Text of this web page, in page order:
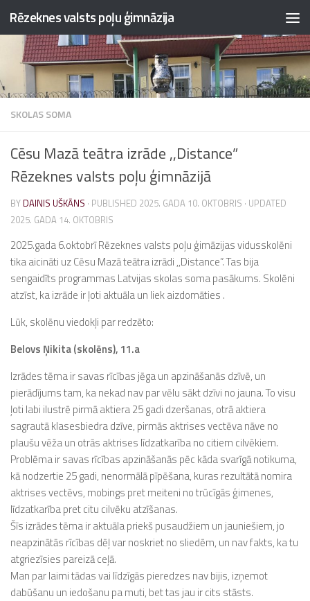
Skip to content
Rēzeknes valsts poļu ģimnāzija
SKOLAS SOMA
Cēsu Mazā teātra izrāde ,,Distance”
Rēzeknes valsts poļu ģimnāzijā
BY DAINIS UŠKĀNS · PUBLISHED 2025. GADA 10. OKTOBRIS · UPDATED
2025. GADA 14. OKTOBRIS
2025.gada 6.oktobrī Rēzeknes valsts poļu ģimāzijas vidusskolēni
tika aicināti uz Cēsu Mazā teātra izrādi ,,Distance”. Tas bija
sengaidīts programmas Latvijas skolas soma pasākums. Skolēni
atzīst, ka izrāde ir ļoti aktuāla un liek aizdomāties .
Lūk, skolēnu viedokļi par redzēto:
Belovs Ņikita (skolēns), 11.a
Izrādes tēma ir savas rīcības jēga un apzināšanās dzīvē, un
pierādījums tam, ka nekad nav par vēlu sākt dzīvi no jauna. To visu
ļoti labi ilustrē pirmā aktiera 25 gadi dzeršanas, otrā aktiera
sagrautā klasesbiedra dzīve, pirmās aktrises vectēva nāve no
plaušu vēža un otrās aktrises līdzatkarība no citiem cilvēkiem.
Problēma ir savas rīcības apzināšanās pēc kāda svarīgā notikuma,
kā nodzertie 25 gadi, nenormālā pīpēšana, kuras rezultātā nomira
aktrises vectēvs, mobings pret meiteni no trūcīgās ģimenes,
līdzatkarība pret citu cilvēku atzīšanas.
Šīs izrādes tēma ir aktuāla priekš pusaudžiem un jauniešiem, jo
neapzinātās rīcības dēļ var noskriet no sliedēm, un nav fakts, ka tu
atgriezīsies pareizā ceļā.
Man par laimi tādas vai līdzīgās pieredzes nav bijis, izņemot
dabūšanu un iedošanu pa muti, bet tas jau ir cits stāsts.